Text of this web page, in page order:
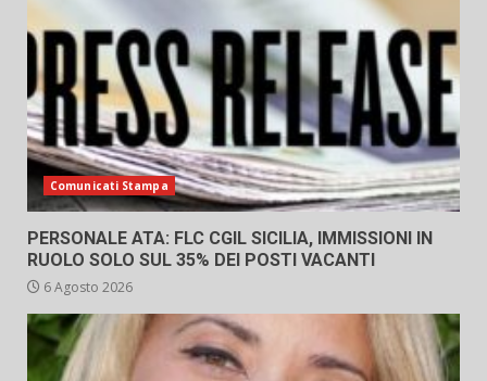
Comunicati Stampa
PERSONALE ATA: FLC CGIL SICILIA, IMMISSIONI IN
RUOLO SOLO SUL 35% DEI POSTI VACANTI
6 Agosto 2026